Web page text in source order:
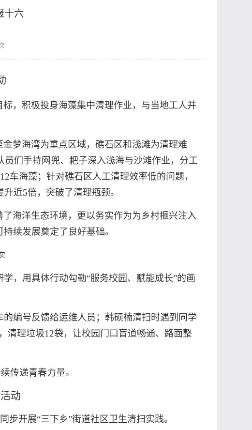
十六
，积极投身海藻集中清理作业，与当地工人并
梦海湾为重点区域，礁石区和浅滩为清理难
们手持网兜、耙子深入浅海与沙滩作业，分工
车海藻；针对礁石区人工清理效率低的问题，
近5倍，突破了清理瓶颈。
海洋生态环境，更以务实作为为乡村振兴注入
续发展奠定了良好基础。
，用具体行动勾勒“服务校园、赋能成长”的画
编号反馈给运维人员；韩硕楠清扫时遇到同学
清理垃圾12袋，让校园门口盲道畅通、路面整
传递青春力量。
动
开展“三下乡”街道社区卫生清扫实践。